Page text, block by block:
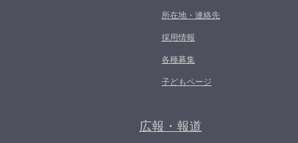
所在地・連絡先
採用情報
各種募集
子どもページ
広報・報道